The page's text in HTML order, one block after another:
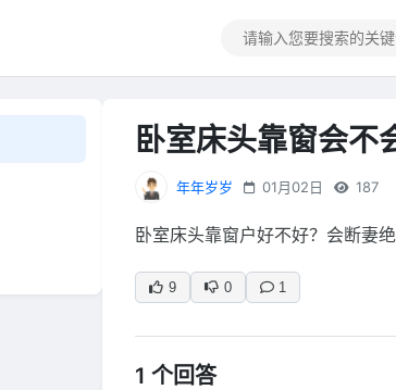
卧室床头靠窗会不
年年岁岁 01月02日 187
卧室床头靠窗户好不好？会断妻绝
9 0 1
1 个回答